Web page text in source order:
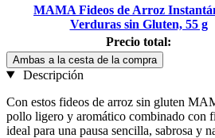
MAMA Fideos de Arroz
Verduras sin Gluten, 55 g
Precio total:
Ambas a la cesta de la compra
Descripción
Con estos fideos de arroz sin gluten
pollo ligero y aromático combinado con
ideal para una pausa sencilla, sabrosa y